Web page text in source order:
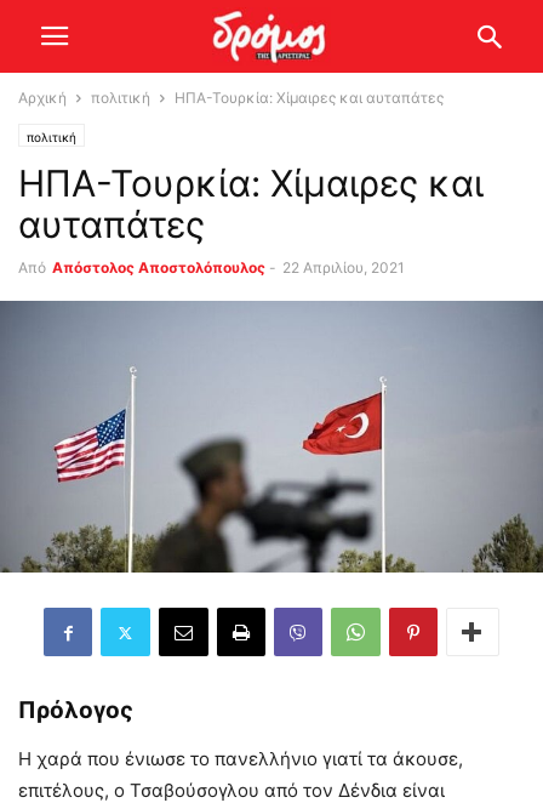
Αρχική πολιτική ΗΠΑ-Τουρκία: Χίμαιρες και αυταπάτες
πολιτική
ΗΠΑ-Τουρκία: Χίμαιρες και
αυταπάτες
Από Απόστολος Αποστολόπουλος - 22 Απριλίου, 2021
Πρόλογος
Η χαρά που ένιωσε το πανελλήνιο γιατί τα άκουσε,
επιτέλους, ο Τσαβούσογλου από τον Δένδια είναι